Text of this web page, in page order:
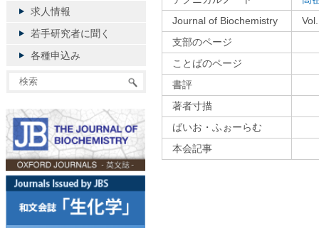
Journal of Biochemistry
支部のページ
ことばのページ
書評
著者寸描
ばいお・ふぉーらむ
本会記事
求人情報
若手研究者に聞く
各種申込み